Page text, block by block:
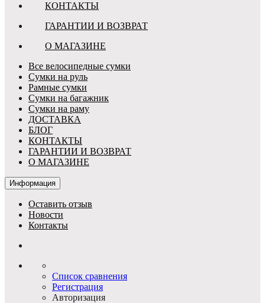
КОНТАКТЫ
ГАРАНТИИ И ВОЗВРАТ
О МАГАЗИНЕ
Все велосипедные сумки
Сумки на руль
Рамные сумки
Сумки на багажник
Сумки на раму
ДОСТАВКА
БЛОГ
КОНТАКТЫ
ГАРАНТИИ И ВОЗВРАТ
О МАГАЗИНЕ
Информация
Оставить отзыв
Новости
Контакты
Список сравнения
Регистрация
Авторизация